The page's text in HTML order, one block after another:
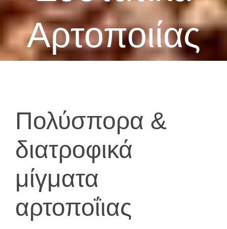
Αρτοποιίας
Πολύσπορα &
διατροφικά
μίγματα
αρτοποΐιας